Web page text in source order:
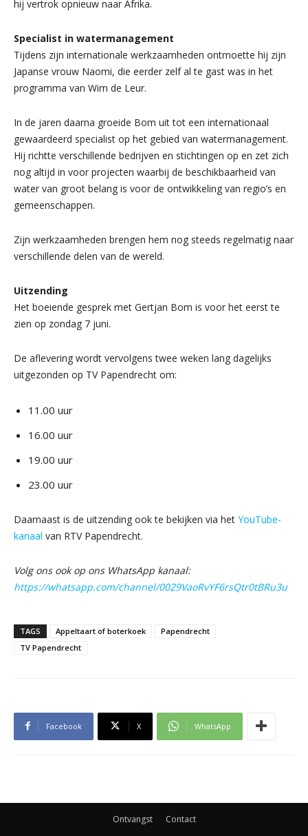
hij vertrok opnieuw naar Afrika.
Specialist in watermanagement
Tijdens zijn internationale werkzaamheden ontmoette hij zijn
Japanse vrouw Naomi, die eerder zelf al te gast was in het
programma van Wim de Leur.
In de jaren daarna groeide Bom uit tot een internationaal
gewaardeerd specialist op het gebied van watermanagement.
Hij richtte verschillende bedrijven en stichtingen op en zet zich
nog altijd in voor projecten waarbij de beschikbaarheid van
water van groot belang is voor de ontwikkeling van regio’s en
gemeenschappen.
Zijn werkzaamheden brengen hem nog steeds regelmatig naar
verschillende delen van de wereld.
Uitzending
Het boeiende gesprek met Gertjan Bom is voor het eerst te
zien op zondag 7 juni.
De aflevering wordt vervolgens twee weken lang dagelijks
uitgezonden op TV Papendrecht om:
11.00 uur
16.00 uur
19.00 uur
23.00 uur
Daarnaast is de uitzending ook te bekijken via het YouTube-
kanaal van RTV Papendrecht.
Volg ons ook op ons WhatsApp kanaal:
https://whatsapp.com/channel/0029VaoRvYF6rsQtr0tBRu3u
TAGS Appeltaart of boterkoek
Papendrecht
TV Papendrecht
Facebook X WhatsApp
Ontvangst Contact